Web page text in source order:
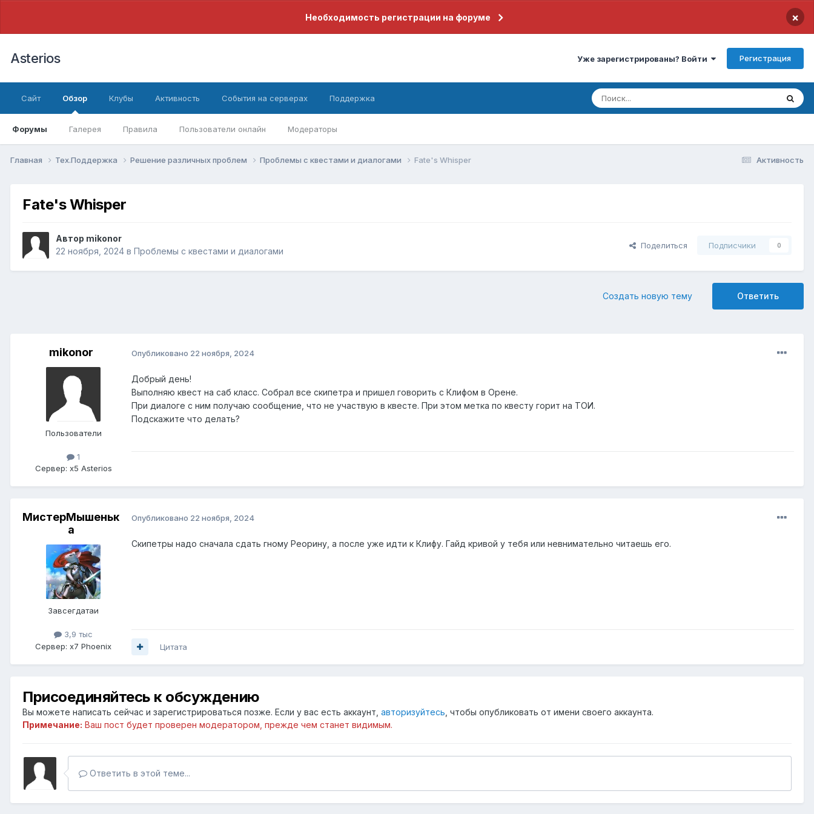
Необходимость регистрации на форуме ×
Asterios Уже зарегистрированы? Войти Регистрация
Сайт Обзор
Форумы Галерея Правила Пользователи онлайн Модераторы
Клубы Активность События на серверах Поддержка
Активность
Главная Тех.Поддержка Решение различных проблем Проблемы с квестами и диалогами Fate's Whisper
Fate's Whisper
Автор mikonor
22 ноября, 2024 в Проблемы с квестами и диалогами
Поделиться Подписчики 0
Ответить
Создать новую тему
mikonor
Пользователи
1
Сервер: x5 Asterios
Опубликовано 22 ноября, 2024
Добрый день!
Выполняю квест на саб класс. Собрал все скипетра и пришел говорить с Клифом в Орене.
При диалоге с ним получаю сообщение, что не участвую в квесте. При этом метка по квесту горит на ТОИ.
Подcкажите что делать?
МистерМышеньк
а
Завсегдатаи
3,9 тыс
Сервер: x7 Phoenix
Опубликовано 22 ноября, 2024
Скипетры надо сначала сдать гному Реорину, а после уже идти к Клифу. Гайд кривой у тебя или невнимательно читаешь его.
Цитата
Присоединяйтесь к обсуждению
Вы можете написать сейчас и зарегистрироваться позже. Если у вас есть аккаунт, авторизуйтесь , чтобы опубликовать от имени своего аккаунта.
Примечание: Ваш пост будет проверен модератором, прежде чем станет видимым.
Ответить в этой теме...